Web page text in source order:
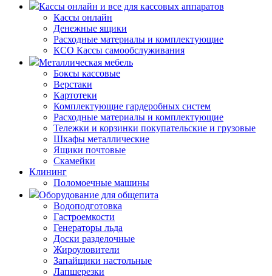
Кассы онлайн и все для кассовых аппаратов
Кассы онлайн
Денежные ящики
Расходные материалы и комплектующие
КСО Кассы самообслуживания
Металлическая мебель
Боксы кассовые
Верстаки
Картотеки
Комплектующие гардеробных систем
Расходные материалы и комплектующие
Тележки и корзинки покупательские и грузовые
Шкафы металлические
Ящики почтовые
Скамейки
Клининг
Поломоечные машины
Оборудование для общепита
Водоподготовка
Гастроемкости
Генераторы льда
Доски разделочные
Жироуловители
Запайщики настольные
Лапшерезки